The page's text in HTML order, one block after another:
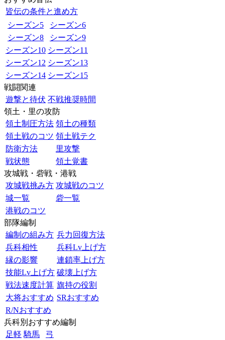
皆伝の条件と進め方
シーズン5
シーズン6
シーズン8
シーズン9
シーズン10 シーズン11
シーズン12 シーズン13
シーズン14 シーズン15
戦闘関連
遊撃と待伏 不戦推奨時間
領土・里の攻防
領土制圧方法 領土の種類
領土戦のコツ 領土戦テク
防衛方法
里攻撃
戦状態
領土覚書
攻城戦・砦戦・港戦
攻城戦挑み方 攻城戦のコツ
城一覧
砦一覧
港戦のコツ
部隊編制
編制の組み方 兵力回復方法
兵科相性
兵科Lv上げ方
縁の影響
連鎖率上げ方
技能Lv上げ方 破壊上げ方
戦法速度計算 旗持の役割
大将おすすめ SRおすすめ
R/Nおすすめ
兵科別おすすめ編制
足軽 騎馬 弓